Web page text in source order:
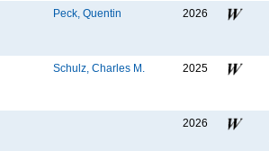
Peck, Quentin 2026
Schulz, Charles M. 2025
2026